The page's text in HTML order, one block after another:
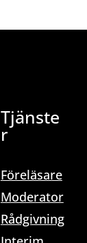
Tjänste
r
Föreläsare
Moderator
Rådgivning